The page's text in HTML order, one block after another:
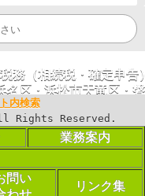
内検索
Rights Reserved.
業務案内
問い
リンク集
務（相続税・確定申
名区 ・浜松市天竜区 ・
Rights
る